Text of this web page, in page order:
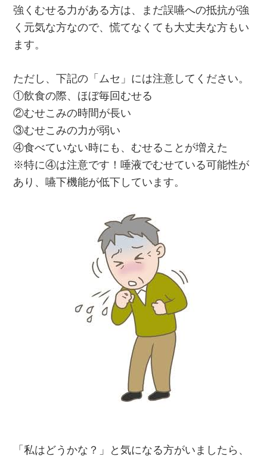
強くむせる力がある方は、まだ誤嚥への抵抗が強
く元気な方なので、慌てなくても大丈夫な方もい
ます。
ただし、下記の「ムセ」には注意してください。
①飲食の際、ほぼ毎回むせる
②むせこみの時間が長い
③むせこみの力が弱い
④食べていない時にも、むせることが増えた
※特に④は注意です！唾液でむせている可能性が
あり、嚥下機能が低下しています。
「私はどうかな？」と気になる方がいましたら、